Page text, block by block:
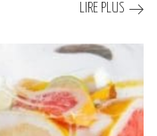
LIRE PLUS